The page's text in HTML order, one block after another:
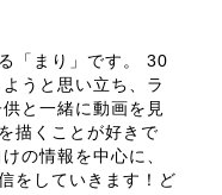
「まり」です。 30
うと思い立ち、ラ
と一緒に動画を見
描くことが好きで
の情報を中心に、
をしていきます！ど